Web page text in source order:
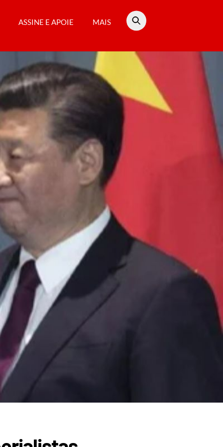
ASSINE E APOIE MAIS